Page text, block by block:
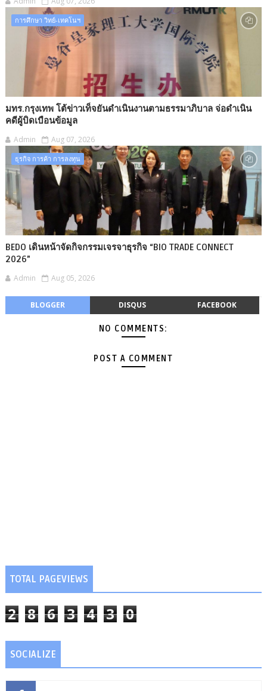
การศึกษา วิทย์-เทคโนฯ
มทร.กรุงเทพ โต้ข่าวเท็จยันดำเนินงานตามธรรมาภิบาล จ่อดำเนิน
คดีผู้บิดเบือนข้อมูล
Admin Aug 07, 2026
ธุรกิจ การค้า การลงทุน
BEDO เดินหน้าจัดกิจกรรมเจรจาธุรกิจ “BIO TRADE CONNECT
2026”
Admin Aug 05, 2026
BLOGGER DISQUS FACEBOOK
NO COMMENTS:
POST A COMMENT
TOTAL PAGEVIEWS
2 8 6 3 4 3 0
SOCIALIZE